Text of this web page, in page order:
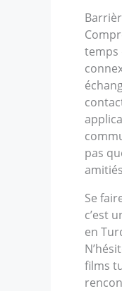
temps
pas
Se
c’est
en
films